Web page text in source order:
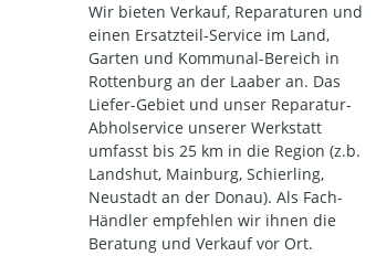
Wir bieten Verkauf, Reparaturen und
einen Ersatzteil-Service im Land,
Garten und Kommunal-Bereich in
Rottenburg an der Laaber an. Das
Liefer-Gebiet und unser Reparatur-
Abholservice unserer Werkstatt
umfasst bis 25 km in die Region (z.b.
Landshut, Mainburg, Schierling,
Neustadt an der Donau). Als Fach-
Händler empfehlen wir ihnen die
Beratung und Verkauf vor Ort.